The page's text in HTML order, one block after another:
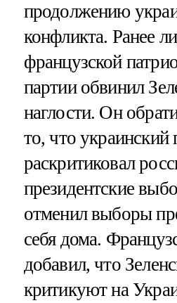
продолжению
конфликта. Ранее
французской
партии обвинил
наглости. Он
то, что украинский
раскритиковал
президентские
отменил выборы
себя дома.
добавил, что
критикуют на